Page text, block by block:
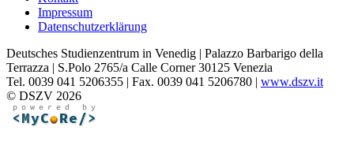
Impressum
Datenschutzerklärung
Deutsches Studienzentrum in Venedig | Palazzo Barbarigo della
Terrazza | S.Polo 2765/a Calle Corner 30125 Venezia
Tel. 0039 041 5206355 | Fax. 0039 041 5206780 | www.dszv.it
© DSZV 2026